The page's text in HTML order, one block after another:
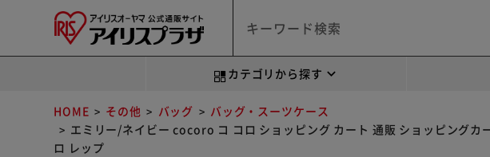
カテゴリから探す
HOME その他 バッグ
バッグ・スーツケース
エミリー/ネイビー cocoro コ コロ ショッピング カート 通販 ショッピング
ロ レップ